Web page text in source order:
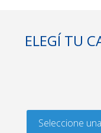
ELEGÍ TU